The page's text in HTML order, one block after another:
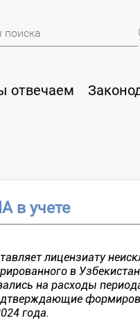
отвечаем
в учете
лицензиату
в
на расходы
года.